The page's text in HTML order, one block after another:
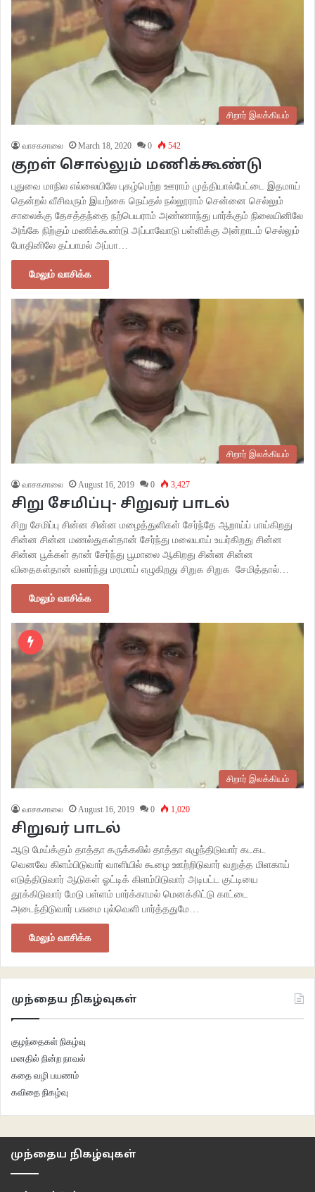
சிறார் இலக்கியம்
வாசகசாலை March 18, 2020 0 542
குறள் சொல்லும் மணிக்கூண்டு
புதுவை மாநில எல்லையிலே புகழ்பெற்ற ஊராம் முத்தியால்பேட்டை இதமாய்
தென்றல் வீசிவரும் இயற்கை நெய்தல் நல்லூராம் சென்னை செல்லும்
சாலைக்கு தேசத்தந்தை நற்பெயராம் அண்ணாந்து பார்க்கும் நிலையினிலே
அங்கே நிற்கும் மணிக்கூண்டு அப்பாவோடு பள்ளிக்கு அன்றாடம் செல்லும்
போதினிலே தப்பாமல் அப்பா…
மேலும் வாசிக்க
சிறார் இலக்கியம்
வாசகசாலை August 16, 2019 0 3,427
சிறு சேமிப்பு- சிறுவர் பாடல்
சிறு சேமிப்பு சின்ன சின்ன மழைத்துளிகள் சேர்ந்தே ஆறாய்ப் பாய்கிறது
சின்ன சின்ன மணல்துகள்தான் சேர்ந்து மலையாய் உயர்கிறது சின்ன
சின்ன பூக்கள் தான் சேர்ந்து பூமாலை ஆகிறது சின்ன சின்ன
விதைகள்தான் வளர்ந்து மரமாய் எழுகிறது சிறுக சிறுக சேமித்தால்…
மேலும் வாசிக்க
சிறார் இலக்கியம்
வாசகசாலை August 16, 2019 0 1,020
சிறுவர் பாடல்
ஆடு மேய்க்கும் தாத்தா கருக்கலில் தாத்தா எழுந்திடுவார் கடகட
வெனவே கிளம்பிடுவார் வாளியில் கூழை ஊற்றிடுவார் வறுத்த மிளகாய்
எடுத்திடுவார் ஆடுகள் ஓட்டிக் கிளம்பிடுவார் அடிபட்ட குட்டியை
தூக்கிடுவார் மேடு பள்ளம் பார்க்காமல் மெனக்கிட்டு காட்டை
அடைந்திடுவார் பசுமை புல்வெளி பார்த்ததுமே…
மேலும் வாசிக்க
முந்தைய நிகழ்வுகள்
குழந்தைகள் நிகழ்வு
மனதில் நின்ற நாவல்
கதை வழி பயணம்
கவிதை நிகழ்வு
முந்தைய நிகழ்வுகள்